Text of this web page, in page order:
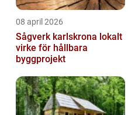
08 april 2026
Sågverk karlskrona lokalt
virke för hållbara
byggprojekt